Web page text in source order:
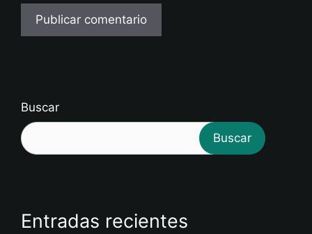
Buscar
Buscar
Entradas recientes